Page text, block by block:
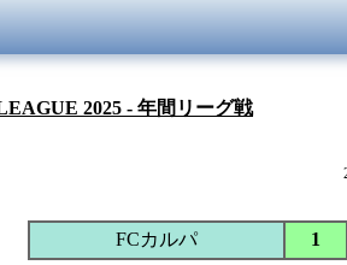
2025 - 年間リーグ戦
FCカルパ 1